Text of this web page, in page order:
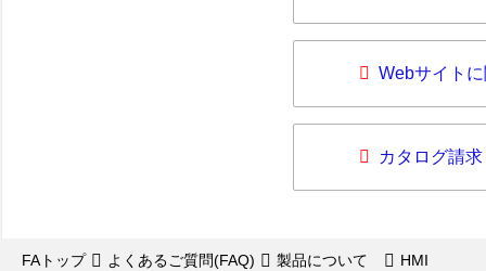
Webサイト
カタログ請求
FAトップ よくあるご質問(FAQ) 製品について
HMI